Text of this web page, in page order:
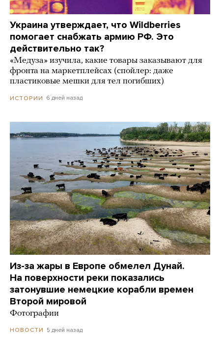
Украина утверждает, что Wildberries
помогает снабжать армию РФ. Это
действительно так?
«Медуза» изучила, какие товары заказывают для
фронта на маркетплейсах (спойлер: даже
пластиковые мешки для тел погибших)
ИСТОРИИ 6 дней назад
Из-за жары в Европе обмелел Дунай.
На поверхности реки показались
затонувшие немецкие корабли времен
Второй мировой
Фотографии
НОВОСТИ 5 дней назад